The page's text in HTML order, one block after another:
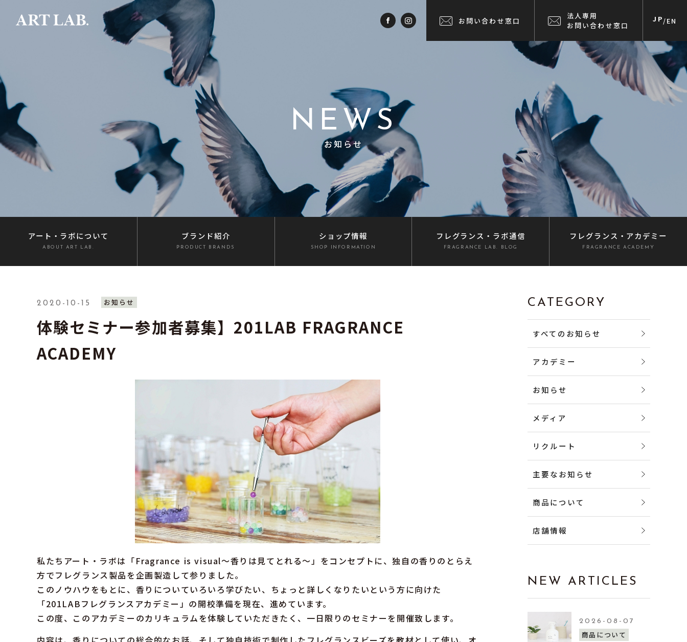
お問い合わせ窓口
法人専用
お問い合わせ窓口
JP/EN
NEWS
お知らせ
アート・ラボについて
ABOUT ART LAB.
ブランド紹介
PRODUCT BRANDS
ショップ情報
SHOP INFORMATION
フレグランス ・ラボ通信
FRAGRANCE LAB. BLOG
フレグランス ・アカデミー
FRAGRANCE ACADEMY
2020-10-15 お知らせ
体験セミナー参加者募集】201LAB FRAGRANCE
ACADEMY
私たちアート・ラボは「Fragrance is visual～香りは見てとれる～」をコンセプトに、独自の香りのとらえ
方でフレグランス製品を企画製造して参りました。
このノウハウをもとに、香りについていろいろ学びたい、ちょっと詳しくなりたいという方に向けた
「201LABフレグランスアカデミー」の開校準備を現在、進めています。
この度、このアカデミーのカリキュラムを体験していただきたく、一日限りのセミナーを開催致します。
CATEGORY
すべてのお知らせ
アカデミー
お知らせ
メディア
リクルート
主要なお知らせ
商品について
店舗情報
NEW ARTICLES
2026-08-07
商品について